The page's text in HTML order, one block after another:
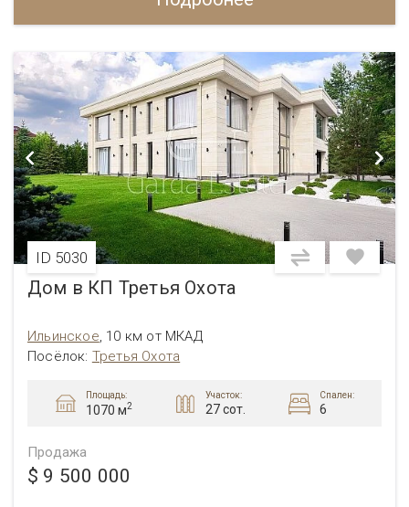
ID 5030
Дом в КП Третья Охота
Ильинское, 10 км от МКАД
Посёлок: Третья Охота
Площадь:
1070 м2
Участок:
27 сот.
Спален:
6
Продажа
$ 9 500 000